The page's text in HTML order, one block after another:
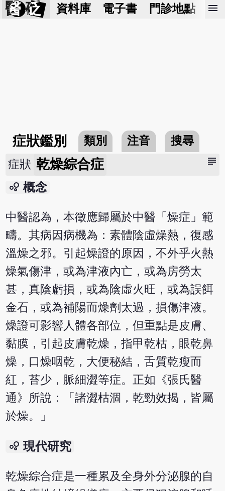
醫 砭 資料庫 電子書 門診地點 預
menu
症狀鑑別 類別 注音 搜尋
subject
症狀 乾燥綜合症
bubble_chart 概念
中醫認為，本徵應歸屬於中醫「燥症」範
疇。其病因病機為：素體陰虛燥熱，復感
溫燥之邪。引起燥證的原因，不外乎火熱
燥氣傷津，或為津液內亡，或為房勞太
甚，真陰虧損，或為陰虛火旺，或為誤餌
金石，或為補陽而燥劑太過，損傷津液。
燥證可影響人體各部位，但重點是皮膚、
黏膜，引起皮膚乾燥，指甲乾枯，眼乾鼻
燥，口燥咽乾，大便秘結，舌質乾瘦而
紅，苔少，脈細澀等症。正如《張氏醫
通》所說：「諸澀枯涸，乾勁效揭，皆屬
於燥。」
bubble_chart 現代研究
乾燥綜合症是一種累及全身外分泌腺的自